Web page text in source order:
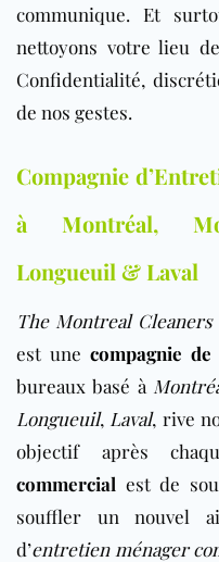
communique. Et
nettoyons votre lieu
Confidentialité,
de nos gestes.
Compagnie
à Montréal,
Longueuil & Laval
The Montreal
est unecompagnie
bureaux basé à
Longueuil, Laval, rive
objectif après
commercial est de
souffler un nouvel
d’entretien ménager